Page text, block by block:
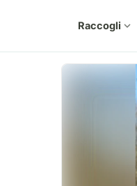
Raccogli expand_more